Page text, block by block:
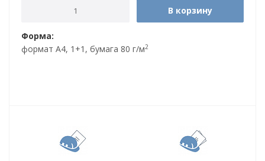
В корзину
Форма:
формат А4, 1+1, бумага 80 г/м2